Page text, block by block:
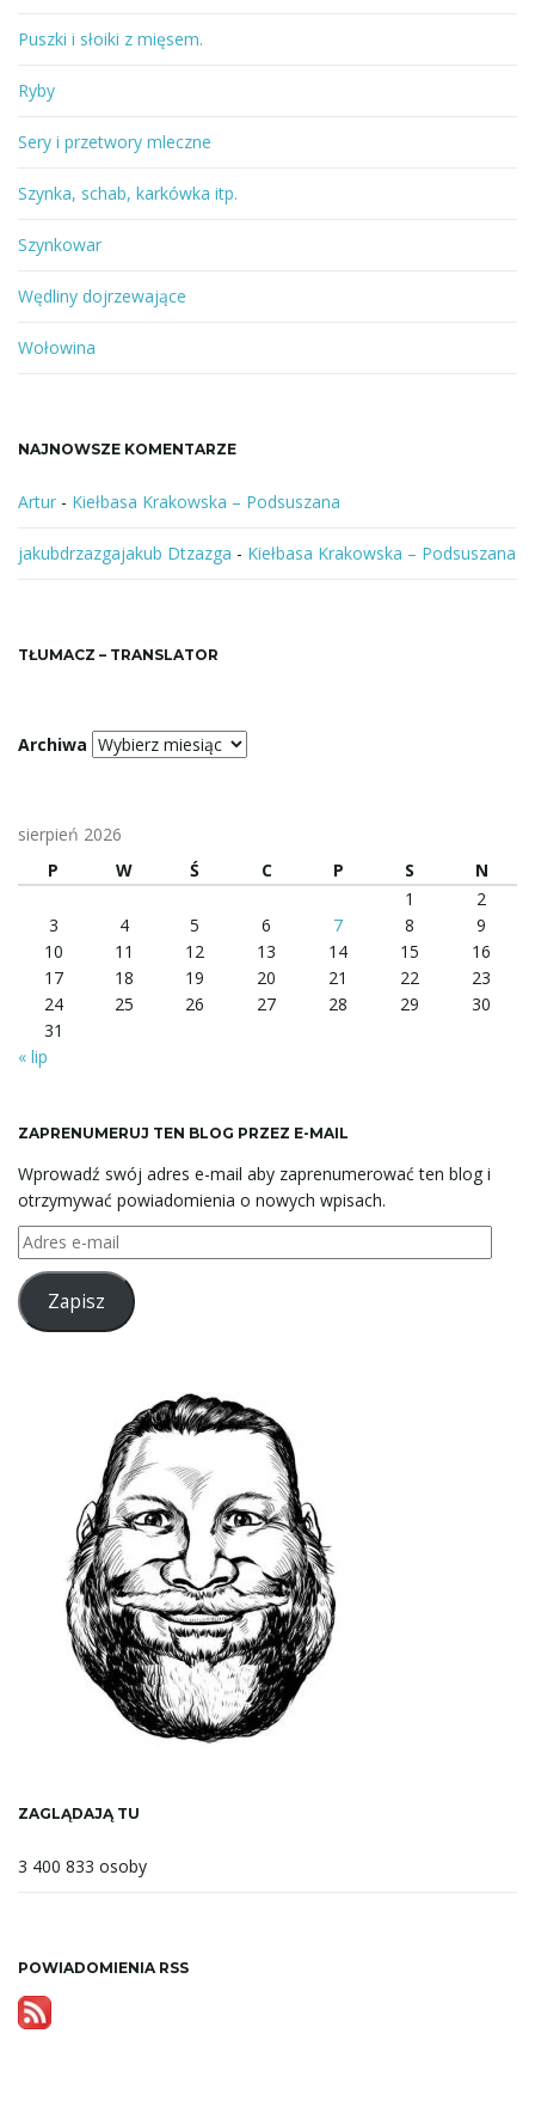
Puszki i słoiki z mięsem.
Ryby
Sery i przetwory mleczne
Szynka, schab, karkówka itp.
Szynkowar
Wędliny dojrzewające
Wołowina
NAJNOWSZE KOMENTARZE
Artur - Kiełbasa Krakowska – Podsuszana
jakubdrzazgajakub Dtzazga - Kiełbasa Krakowska – Podsuszana
TŁUMACZ – TRANSLATOR
Archiwa
sierpień 2026
P
W Ś C P S
N
1
2
3
4 5 6 7 8
9
10
11 12 13 14 15
16
17
18 19 20 21 22
23
24
25 26 27 28 29
30
31
« lip
ZAPRENUMERUJ TEN BLOG PRZEZ E-MAIL
Wprowadź swój adres e-mail aby zaprenumerować ten blog i
otrzymywać powiadomienia o nowych wpisach.
Adres
e-
mailZapisz
ZAGLĄDAJĄ TU
3 400 833 osoby
POWIADOMIENIA RSS